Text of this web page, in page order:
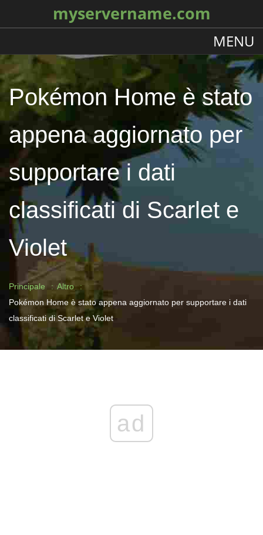
myservername.com
MENU
Pokémon Home è stato
appena aggiornato per
supportare i dati
classificati di Scarlet e
Violet
Principale
Altro
Pokémon Home è stato appena aggiornato per supportare i dati
classificati di Scarlet e Violet
ad